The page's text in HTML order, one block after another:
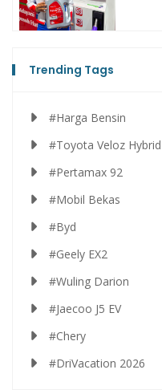
Trending Tags
#Harga Bensin
#Toyota Veloz Hybrid
#Pertamax 92
#Mobil Bekas
#Byd
#Geely EX2
#Wuling Darion
#Jaecoo J5 EV
#Chery
#DriVacation 2026